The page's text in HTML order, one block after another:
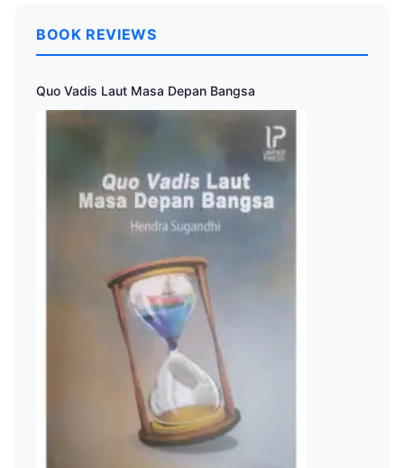
BOOK REVIEWS
Quo Vadis Laut Masa Depan Bangsa